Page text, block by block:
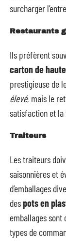
surcharger
Restaurants
Ils préfèrent
carton de
prestigieuse de
élevé, mais le
satisfaction et la
Traiteurs
Les traiteurs
saisonnières et
d’emballages
despots en
emballages sont
types de